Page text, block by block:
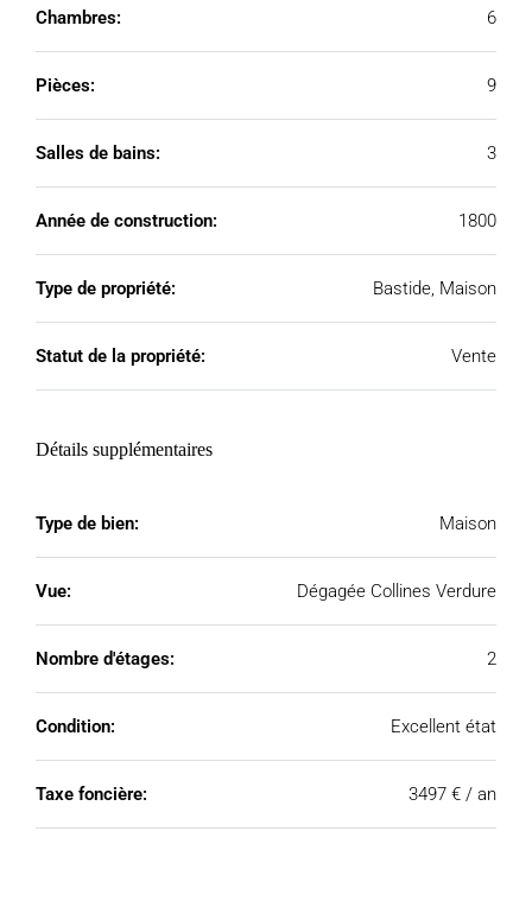
Chambres: 6
Pièces: 9
Salles de bains: 3
Année de construction: 1800
Type de propriété: Bastide, Maison
Statut de la propriété: Vente
Détails supplémentaires
Type de bien: Maison
Vue: Dégagée Collines Verdure
Nombre d'étages: 2
Condition: Excellent état
Taxe foncière: 3497 € / an